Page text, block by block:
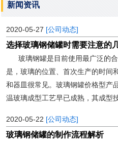
新闻资讯
2020-05-27 [公司动态]
选择玻璃钢储罐时需要注意的
玻璃钢罐是目前使用最广泛的
是，玻璃的位置、首次生产的时间
和器皿很常见。玻璃钢罐价格型产
温玻璃成型工艺早已成熟，其成型
2020-05-22 [公司动态]
玻璃钢储罐的制作流程解析